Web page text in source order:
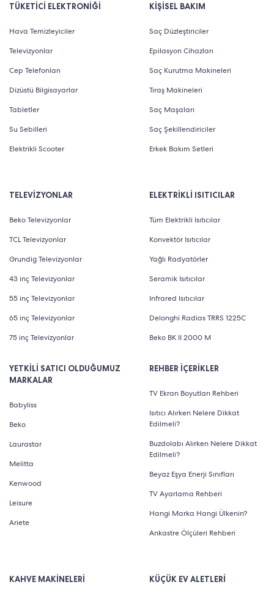
TÜKETİCİ ELEKTRONİĞİ
Hava Temizleyiciler
Televizyonlar
Cep Telefonları
Dizüstü Bilgisayarlar
Tabletler
Su Sebilleri
Elektrikli Scooter
KİŞİSEL BAKIM
Saç Düzleştiriciler
Epilasyon Cihazları
Saç Kurutma Makineleri
Tıraş Makineleri
Saç Maşaları
Saç Şekillendiriciler
Erkek Bakım Setleri
TELEVİZYONLAR
Beko Televizyonlar
TCL Televizyonlar
Grundig Televizyonlar
43 inç Televizyonlar
55 inç Televizyonlar
65 inç Televizyonlar
75 inç Televizyonlar
YETKİLİ SATICI OLDUĞUMUZ
MARKALAR
Babyliss
Beko
Laurastar
Melitta
Kenwood
Leisure
Ariete
ELEKTRİKLİ ISITICILAR
Tüm Elektrikli Isıtıcılar
Konvektör Isıtıcılar
Yağlı Radyatörler
Seramik Isıtıcılar
Infrared Isıtıcılar
Delonghi Radias TRRS 1225C
Beko BK II 2000 M
REHBER İÇERİKLER
TV Ekran Boyutları Rehberi
Isıtıcı Alırken Nelere Dikkat
Edilmeli?
Buzdolabı Alırken Nelere Dikkat
Edilmeli?
Beyaz Eşya Enerji Sınıfları
TV Ayarlama Rehberi
Hangi Marka Hangi Ülkenin?
Ankastre Ölçüleri Rehberi
KAHVE MAKİNELERİ KÜÇÜK EV ALETLERİ